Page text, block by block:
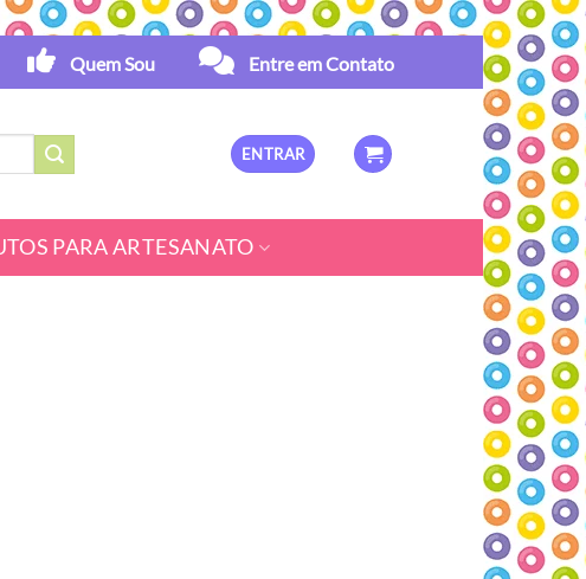
Quem Sou Entre em Contato
ENTRAR
PARA ARTESANATO